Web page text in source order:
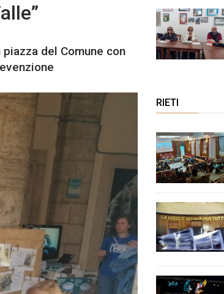
del Comune con
RIETI